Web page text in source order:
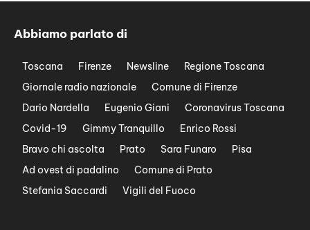
Abbiamo parlato di
Toscana Firenze Newsline
Regione Toscana
Giornale radio nazionale
Comune di Firenze
Dario Nardella
Eugenio Giani
Coronavirus Toscana
Covid-19
Gimmy Tranquillo
Enrico Rossi
Bravo chi ascolta
Prato Sara Funaro
Pisa
Ad ovest di padalino
Comune di Prato
Stefania Saccardi
Vigili del Fuoco